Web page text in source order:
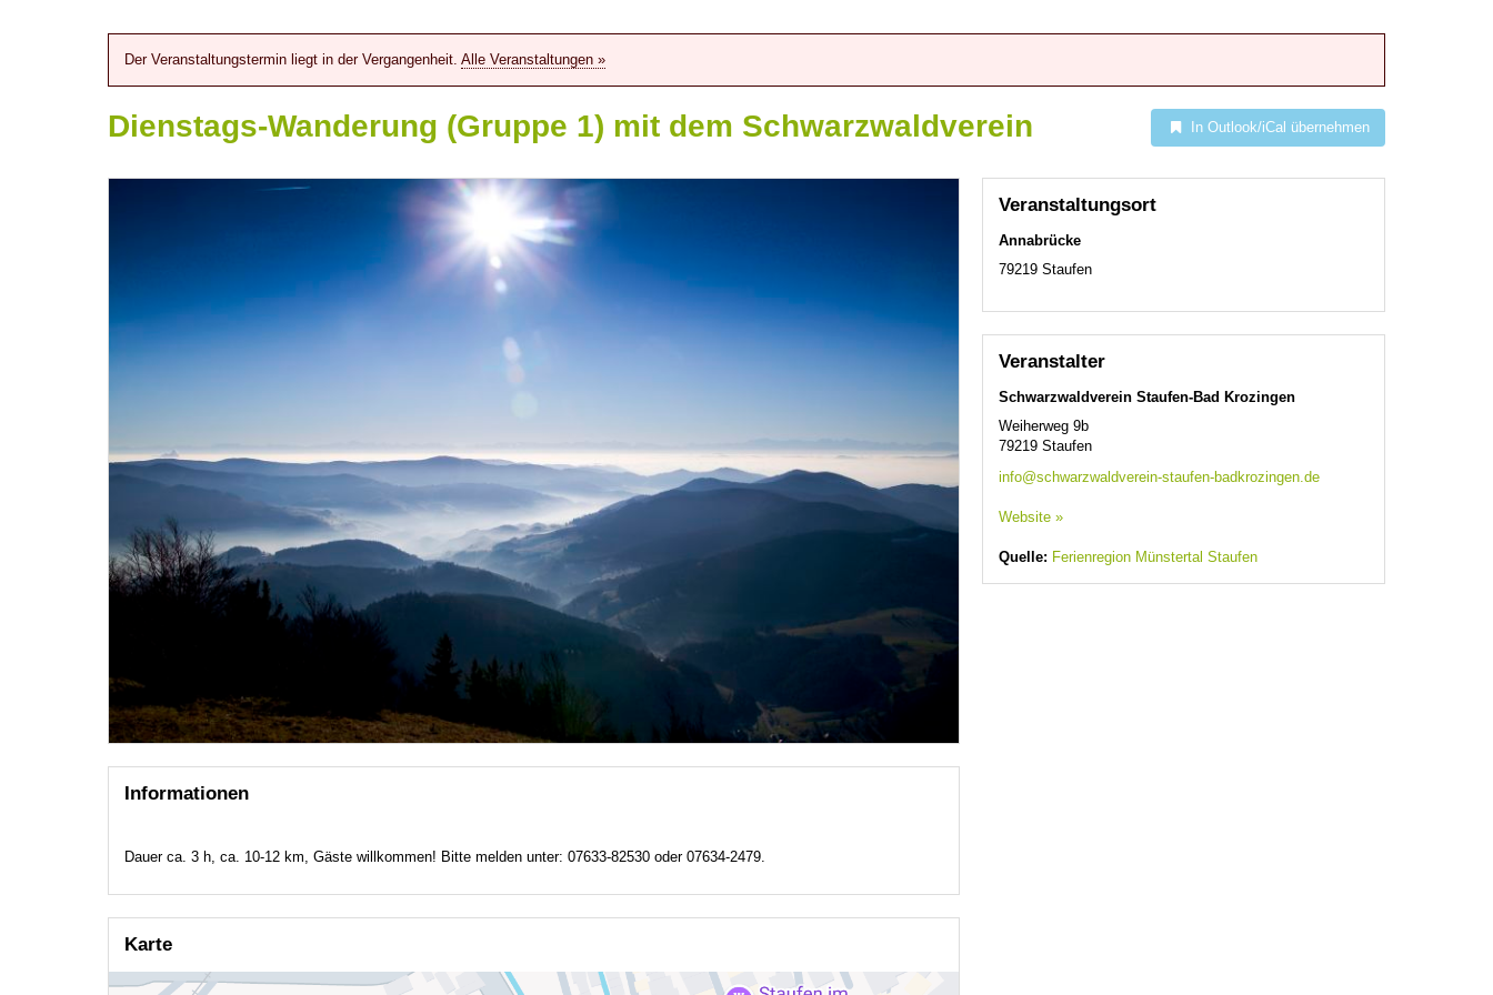
Der Veranstaltungstermin liegt in der Vergangenheit. Alle Veranstaltungen »
Dienstags-Wanderung (Gruppe 1) mit dem Schwarzwaldverein In Outlook/iCal übernehmen
Informationen
Dauer ca. 3 h, ca. 10-12 km, Gäste willkommen! Bitte melden unter: 07633-82530 oder 07634-2479.
Karte
Veranstaltungsort
Annabrücke
79219 Staufen
Veranstalter
Schwarzwaldverein Staufen-Bad Krozingen
Weiherweg 9b
79219 Staufen
info@schwarzwaldverein-staufen-badkrozingen.de
Website »
Quelle: Ferienregion Münstertal Staufen